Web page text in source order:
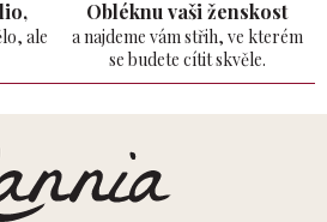
ale
Obléknu vaši ženskost
a najdeme vám střih, ve kterém
se budete cítit skvěle.